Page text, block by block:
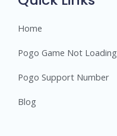
Home
Pogo Game Not Loading
Pogo Support Number
Blog